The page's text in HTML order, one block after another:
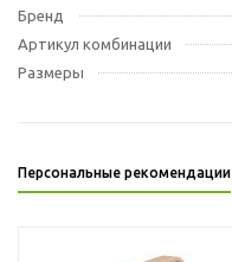
Бренд
Артикул комбинации
Размеры
Персональные рекомендации